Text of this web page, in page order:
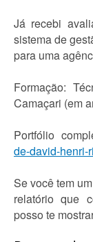
Já recebi
sistema de
para uma
Formação:
Camaçari (em
Portfólio
de-david-henri-
Se você tem
relatório que
posso te